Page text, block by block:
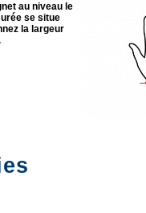
au niveau le
se situe
la largeur